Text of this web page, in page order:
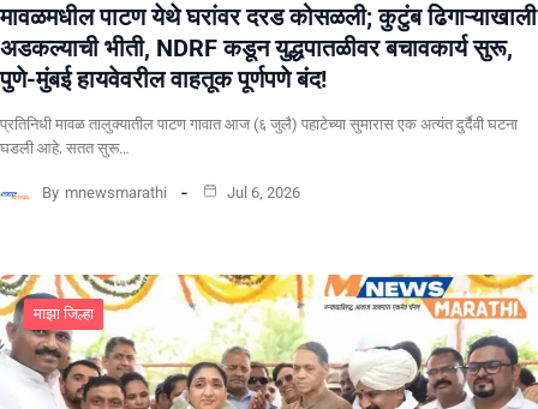
मावळमधील पाटण येथे घरांवर दरड कोसळली; कुटुंब ढिगाऱ्याखाली
अडकल्याची भीती, NDRF कडून युद्धपातळीवर बचावकार्य सुरू,
पुणे-मुंबई हायवेवरील वाहतूक पूर्णपणे बंद!
​प्रतिनिधी मावळ तालुक्यातील पाटण गावात आज (६ जुलै) पहाटेच्या सुमारास एक अत्यंत दुर्दैवी घटना
घडली आहे. सतत सुरू…
By mnewsmarathi Jul 6, 2026
माझा जिल्हा